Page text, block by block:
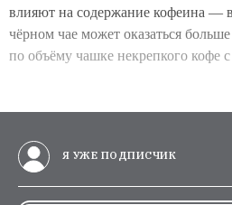
влияют на содержание кофеина —
чёрном чае может оказаться
по объёму чашке некрепкого кофе
Я УЖЕ ПОДПИСЧИК